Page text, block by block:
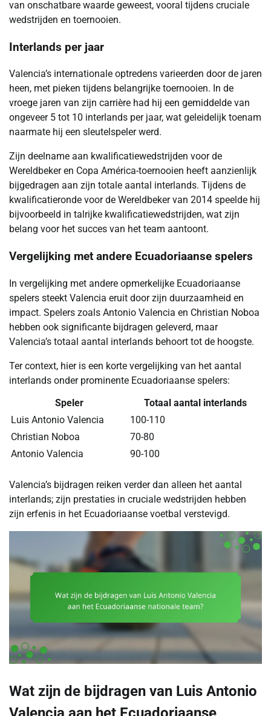
van onschatbare waarde geweest, vooral tijdens cruciale
wedstrijden en toernooien.
Interlands per jaar
Valencia’s internationale optredens varieerden door de jaren
heen, met pieken tijdens belangrijke toernooien. In de
vroege jaren van zijn carrière had hij een gemiddelde van
ongeveer 5 tot 10 interlands per jaar, wat geleidelijk toenam
naarmate hij een sleutelspeler werd.
Zijn deelname aan kwalificatiewedstrijden voor de
Wereldbeker en Copa América-toernooien heeft aanzienlijk
bijgedragen aan zijn totale aantal interlands. Tijdens de
kwalificatieronde voor de Wereldbeker van 2014 speelde hij
bijvoorbeeld in talrijke kwalificatiewedstrijden, wat zijn
belang voor het succes van het team aantoont.
Vergelijking met andere Ecuadoriaanse spelers
In vergelijking met andere opmerkelijke Ecuadoriaanse
spelers steekt Valencia eruit door zijn duurzaamheid en
impact. Spelers zoals Antonio Valencia en Christian Noboa
hebben ook significante bijdragen geleverd, maar
Valencia’s totaal aantal interlands behoort tot de hoogste.
Ter context, hier is een korte vergelijking van het aantal
interlands onder prominente Ecuadoriaanse spelers:
Speler
Totaal aantal interlands
Luis Antonio Valencia
100-110
Christian Noboa
70-80
Antonio Valencia
90-100
Valencia’s bijdragen reiken verder dan alleen het aantal
interlands; zijn prestaties in cruciale wedstrijden hebben
zijn erfenis in het Ecuadoriaanse voetbal verstevigd.
Wat zijn de bijdragen van Luis Antonio